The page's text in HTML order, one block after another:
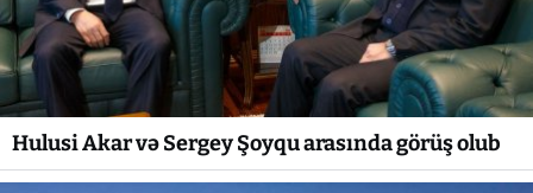
Hulusi Akar və Sergey Şoyqu arasında görüş olub